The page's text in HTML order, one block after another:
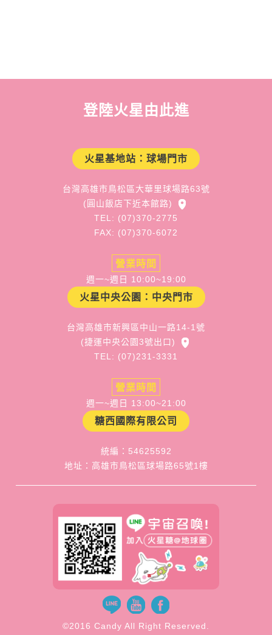
登陸火星由此進
火星基地站：球場門市
台灣高雄市鳥松區大華里球場路63號
(圓山飯店下近本館路)
TEL: (07)370-2775
FAX: (07)370-6072
營業時間
週一~週日 10:00~19:00
火星中央公園：中央門市
台灣高雄市新興區中山一路14-1號
(捷運中央公園3號出口)
TEL: (07)231-3331
營業時間
週一~週日 13:00~21:00
糖西國際有限公司
統編：54625592
地址：高雄市鳥松區球場路65號1樓
©2016 Candy All Right Reserved.